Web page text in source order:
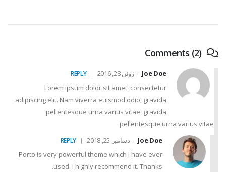
Comments (2)
Joe Doe ژوئن 28, 2016 REPLY
Lorem ipsum dolor sit amet, consectetur
adipiscing elit. Nam viverra euismod odio, gravida
pellentesque urna varius vitae, gravida
pellentesque urna varius vitae.
Joe Doe
دسامبر 25, 2018 REPLY
Porto is very powerful theme which I have ever
used. I highly recommend it. Thanks.